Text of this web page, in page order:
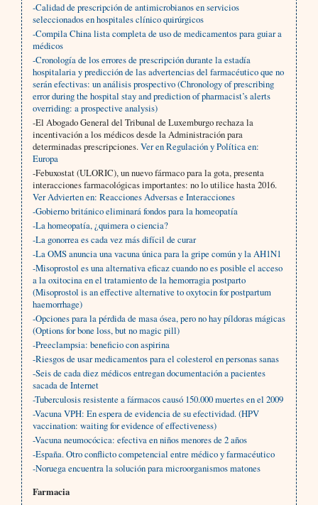
-Calidad de prescripción de antimicrobianos en servicios
seleccionados en hospitales clínico quirúrgicos
-Compila China lista completa de uso de medicamentos para guiar a
médicos
-Cronología de los errores de prescripción durante la estadía
hospitalaria y predicción de las advertencias del farmacéutico que no
serán efectivas: un análisis prospectivo (Chronology of prescribing
error during the hospital stay and prediction of pharmacist’s alerts
overriding: a prospective analysis)
-El Abogado General del Tribunal de Luxemburgo rechaza la
incentivación a los médicos desde la Administración para
determinadas prescripciones.Ver en Regulación y Política en:
Europa
-Febuxostat (ULORIC), un nuevo fármaco para la gota, presenta
interacciones farmacológicas importantes: no lo utilice hasta 2016.
Ver Advierten en: Reacciones Adversas e Interacciones
-Gobierno británico eliminará fondos para la homeopatía
-La homeopatía, ¿quimera o ciencia?
-La gonorrea es cada vez más difícil de curar
-La OMS anuncia una vacuna única para la gripe común y la AH1N1
-Misoprostol es una alternativa eficaz cuando no es posible el acceso
a la oxitocina en el tratamiento de la hemorragia postparto
(Misoprostol is an effective alternative to oxytocin for postpartum
haemorrhage)
-Opciones para la pérdida de masa ósea, pero no hay píldoras mágicas
(Options for bone loss, but no magic pill)
-Preeclampsia: beneficio con aspirina
-Riesgos de usar medicamentos para el colesterol en personas sanas
-Seis de cada diez médicos entregan documentación a pacientes
sacada de Internet
-Tuberculosis resistente a fármacos causó 150.000 muertes en el 2009
-Vacuna VPH: En espera de evidencia de su efectividad. (HPV
vaccination: waiting for evidence of effectiveness)
-Vacuna neumocócica: efectiva en niños menores de 2 años
-España. Otro conflicto competencial entre médico y farmacéutico
-Noruega encuentra la solución para microorganismos matones
Farmacia